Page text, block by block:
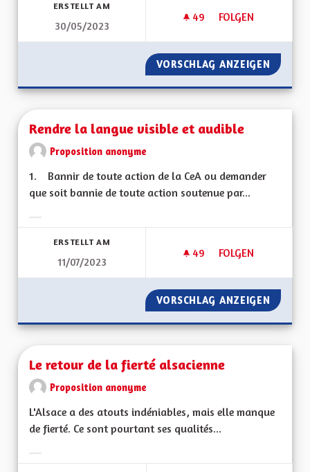
ERSTELLT AM
30/05/2023
49 49 FOLLOWER
FOLGEN
RÉOUVERTURE
VORSCHLAG ANZEIGEN
Rendre la langue visible et audible
Proposition anonyme
1. Bannir de toute action de la CeA ou demander
que soit bannie de toute action soutenue par...
ERSTELLT AM
11/07/2023
49 49 FOLLOWER
FOLGEN
RENDRE LA
VORSCHLAG ANZEIGEN
Le retour de la fierté alsacienne
Proposition anonyme
L'Alsace a des atouts indéniables, mais elle manque
de fierté. Ce sont pourtant ses qualités...